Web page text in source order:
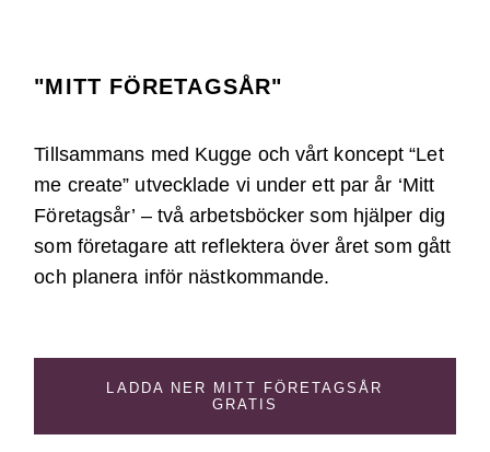
"MITT FÖRETAGSÅR"
Tillsammans med Kugge och vårt koncept “Let
me create” utvecklade vi under ett par år ‘Mitt
Företagsår’ – två arbetsböcker som hjälper dig
som företagare att reflektera över året som gått
och planera inför nästkommande.
LADDA NER MITT FÖRETAGSÅR
GRATIS